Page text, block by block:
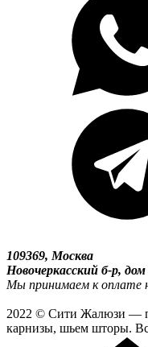
109369, Москва
Новочеркасский б-р, дом
Мы принимаем к оплате
2022 © Сити Жалюзи —
карнизы, шьем шторы.